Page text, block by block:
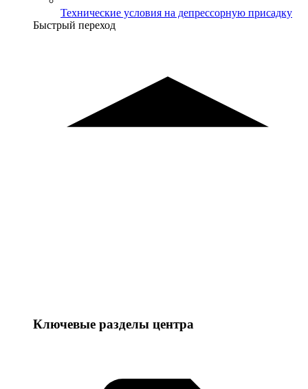
Технические условия на депрессорную присадку
Быстрый переход
Ключевые разделы центра